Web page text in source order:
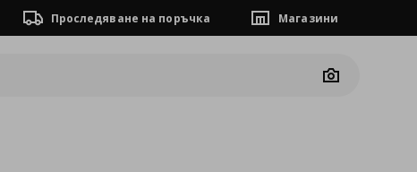
Проследяване на поръчка Магазини
Camera